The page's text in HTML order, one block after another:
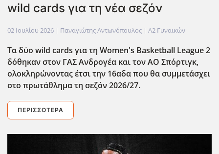
wild cards για τη νέα σεζόν
02 Ιουλίου 2026 | Παναγιώτης Αντωνόπουλος | Α2 Γυναικών
Τα δύο wild cards για τη Women's Basketball League 2
δόθηκαν στον ΓΑΣ Ανδρογέα και τον ΑΟ Σπόρτιγκ,
ολοκληρώνοντας έτσι την 16αδα που θα συμμετάσχει
στο πρωτάθλημα τη σεζόν 2026/27.
ΠΕΡΙΣΣΌΤΕΡΑ